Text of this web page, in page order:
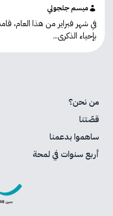
ميسم جلجولي
في شهر فبراير من هذا العام،
بإحياء الذكرى...
من نحن؟
قصّتنا
ساهموا بدعمنا
أربع سنوات في لمحة